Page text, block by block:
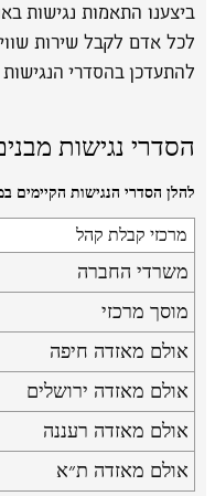
ביצענו התאמות נגישות
לכל אדם לקבל שירות
להתעדכן בהסדרי הנגישות
הסדרי נגישות מבנים
להלן הסדרי הנגישות הקיימים
מרכזי קבלת קהל
משרדי החברה
מוסך מרכזי
אולם מאזדה חיפה
אולם מאזדה ירושלים
אולם מאזדה רעננה
אולם מאזדה ת״א